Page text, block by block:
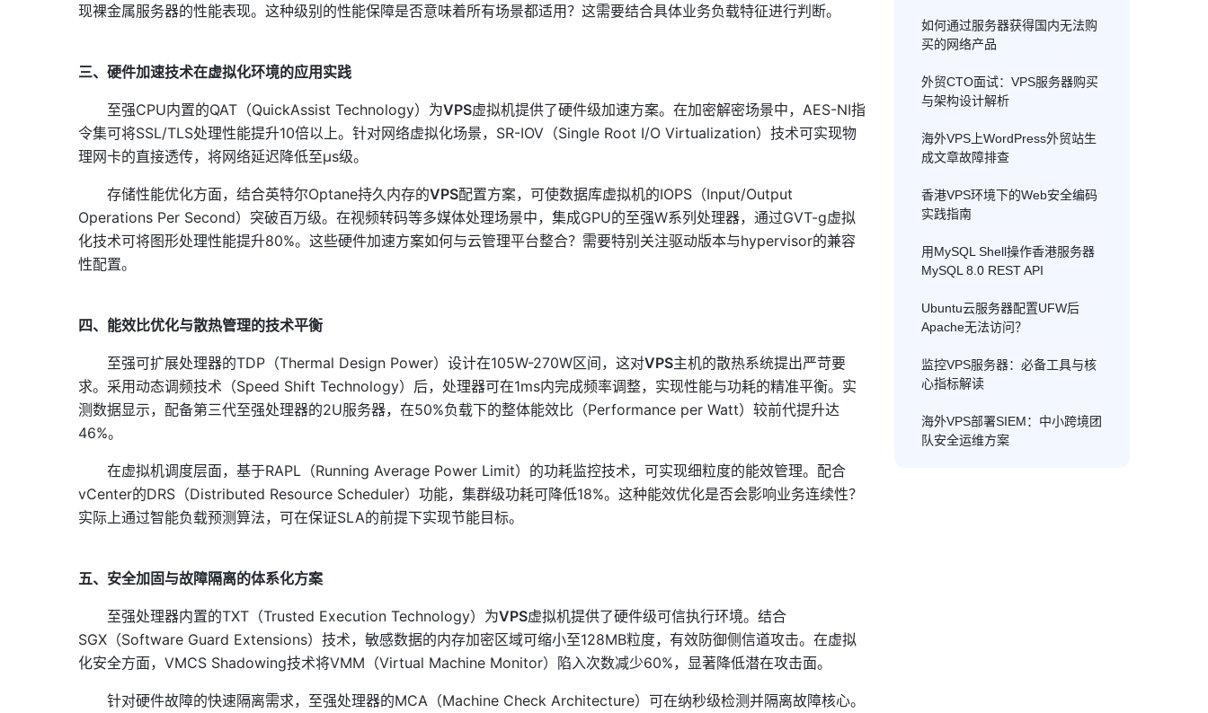
现裸金属服务器的性能表现。这种级别的性能保障是否意味着所有场景都适用？这需要结合具体业务负载特征进行判断。
三、硬件加速技术在虚拟化环境的应用实践
至强CPU内置的QAT（QuickAssist Technology）为VPS虚拟机提供了硬件级加速方案。在加密解密场景中，AES-NI指
令集可将SSL/TLS处理性能提升10倍以上。针对网络虚拟化场景，SR-IOV（Single Root I/O Virtualization）技术可实现物
理网卡的直接透传，将网络延迟降低至μs级。
存储性能优化方面，结合英特尔Optane持久内存的VPS配置方案，可使数据库虚拟机的IOPS（Input/Output
Operations Per Second）突破百万级。在视频转码等多媒体处理场景中，集成GPU的至强W系列处理器，通过GVT-g虚拟
化技术可将图形处理性能提升80%。这些硬件加速方案如何与云管理平台整合？需要特别关注驱动版本与hypervisor的兼容
性配置。
四、能效比优化与散热管理的技术平衡
至强可扩展处理器的TDP（Thermal Design Power）设计在105W-270W区间，这对VPS主机的散热系统提出严苛要
求。采用动态调频技术（Speed Shift Technology）后，处理器可在1ms内完成频率调整，实现性能与功耗的精准平衡。实
测数据显示，配备第三代至强处理器的2U服务器，在50%负载下的整体能效比（Performance per Watt）较前代提升达
46%。
在虚拟机调度层面，基于RAPL（Running Average Power Limit）的功耗监控技术，可实现细粒度的能效管理。配合
vCenter的DRS（Distributed Resource Scheduler）功能，集群级功耗可降低18%。这种能效优化是否会影响业务连续性？
实际上通过智能负载预测算法，可在保证SLA的前提下实现节能目标。
五、安全加固与故障隔离的体系化方案
至强处理器内置的TXT（Trusted Execution Technology）为VPS虚拟机提供了硬件级可信执行环境。结合
SGX（Software Guard Extensions）技术，敏感数据的内存加密区域可缩小至128MB粒度，有效防御侧信道攻击。在虚拟
化安全方面，VMCS Shadowing技术将VMM（Virtual Machine Monitor）陷入次数减少60%，显著降低潜在攻击面。
针对硬件故障的快速隔离需求，至强处理器的MCA（Machine Check Architecture）可在纳秒级检测并隔离故障核心。
如何通过服务器获得国内无法购
买的网络产品
外贸CTO面试：VPS服务器购买
与架构设计解析
海外VPS上WordPress外贸站生
成文章故障排查
香港VPS环境下的Web安全编码
实践指南
用MySQL Shell操作香港服务器
MySQL 8.0 REST API
Ubuntu云服务器配置UFW后
Apache无法访问？
监控VPS服务器：必备工具与核
心指标解读
海外VPS部署SIEM：中小跨境团
队安全运维方案